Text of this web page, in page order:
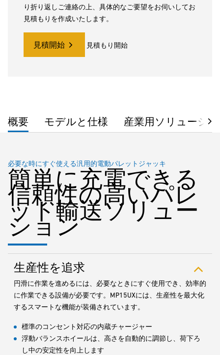
り折り返しご連絡の上、具体的なご要望をお伺いしてお
見積もりを作成いたします。
見積開始 見積もり開始
概要 モデルと仕様 産業用ソリューシ
必要な時にすぐ使える汎用的電動パレットジャッキ
簡単に充電できる
信頼性の高いパレ
ット輸送ソリュー
ション
生産性を追求
円滑に作業を進めるには、必要なときにすぐ使用でき、効率的
に作業できる設備が必要です。MP15UXには、生産性を最大化
するスマートな機能が装備されています。
標準のコンセント対応の内蔵チャージャー
浮動バランスホイールは、高さを自動的に調節し、荷下ろ
し中の安定性を向上します